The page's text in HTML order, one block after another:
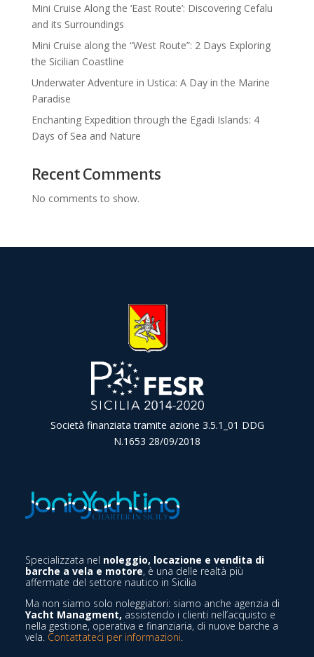
Mini Cruise Along the ‘East Route’: Discovering Cefalu
and its Surroundings
Mini Cruise along the “West Route”: 2 Days Exploring
the Sicilian Coastline
Underwater Adventure in Ustica: A Day in the Marine
Paradise
Enchanting Expedition through the Egadi Islands: 4
Days of Sea and Nature
Recent Comments
No comments to show.
Società finanziata tramite azione 3.5.1_01 DDG
N.1653 28/09/2018
Specializzata nel noleggio, locazione e vendita di
barche a vela e motore, è una delle realtà più
affermate del settore nautico in Sicilia
Ma non siamo solo noleggiatori: siamo anche agenzia di
Yacht Managment, assistendo i clienti nell’acquisto e
nella gestione, operativa e finanziaria, di nuove barche a
vela. Contattateci per informazioni.